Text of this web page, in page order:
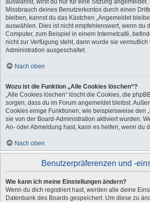
auswählst, wirst du nur für eine Sitzung
Missbrauch deines Benutzerkontos durch einen
bleiben, kannst du das Kästchen „Angemeldet
auswählen. Dies ist nicht empfehlenswert, wenn du
Computer, zum Beispiel in einem Internetcafé,
nicht zur Verfügung steht, dann wurde sie
Administration ausgeschaltet.
Nach oben
Wozu ist die Funktion „Alle Cookies löschen“?
„Alle Cookies löschen“ löscht die Cookies, die
sorgen, dass du im Forum angemeldet bleibst.
Cookies einige Funktionen, wie beispielsweise den
sie von der Board-Administration aktiviert wurden.
An- oder Abmeldung hast, kann es helfen, wenn du
Nach oben
Benutzerpräferenzen und -
Wie kann ich meine Einstellungen ändern?
Wenn du dich registriert hast, werden alle deine
Datenbank des Boards gespeichert. Um diese zu